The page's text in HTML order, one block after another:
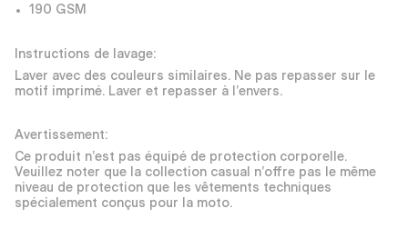
190 GSM
Instructions de lavage:
Laver avec des couleurs similaires. Ne pas repasser sur le
motif imprimé. Laver et repasser à l’envers.
Avertissement:
Ce produit n’est pas équipé de protection corporelle.
Veuillez noter que la collection casual n’offre pas le même
niveau de protection que les vêtements techniques
spécialement conçus pour la moto.